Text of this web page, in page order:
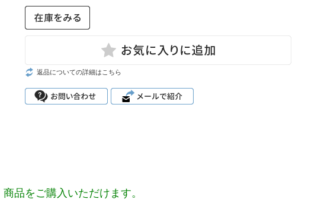
返品についての詳細はこちら
品をご購入いただけます。